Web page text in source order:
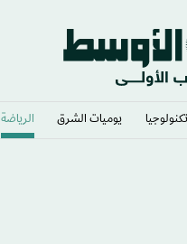
تكنولوجيا يوميات الشرق​ الرياضة